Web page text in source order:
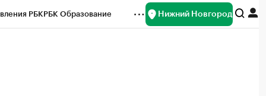
РБКРБК Образование Нижний Новгород